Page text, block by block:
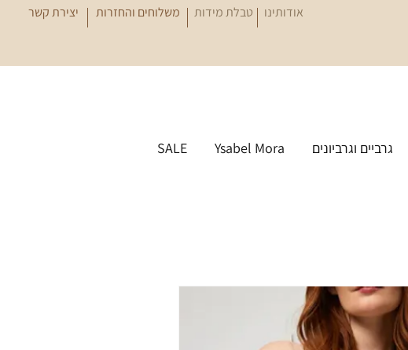
יצירת קשר משלוחים והחזרות טבלת מידות אודותינו
גרביים וגרביונים Ysabel Mora
SALE